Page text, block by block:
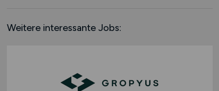
Schweiz
Weitere interessante Jobs: